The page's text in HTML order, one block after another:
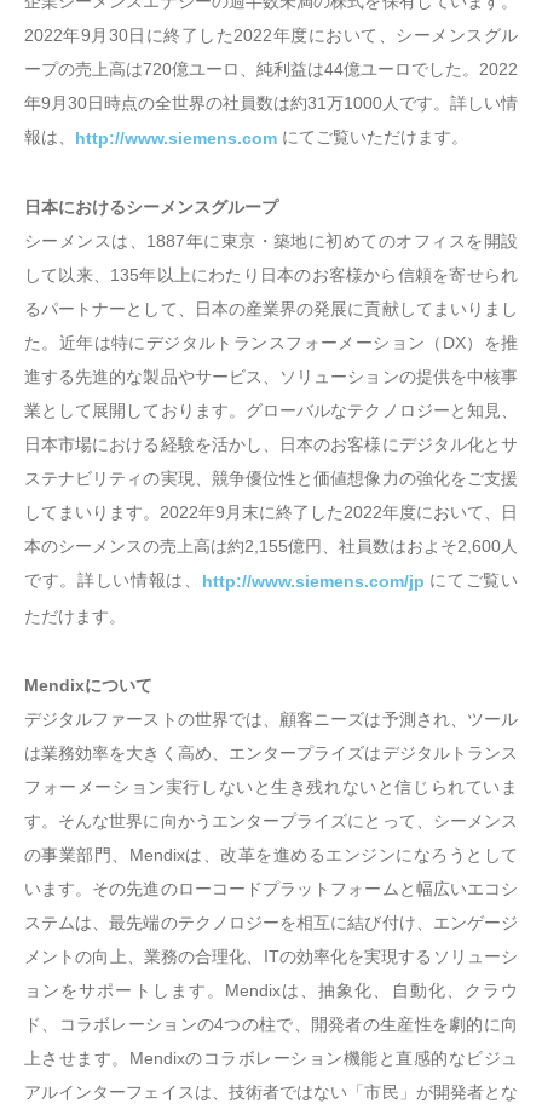
2022年9月30日に終了した2022年度において、シーメンスグル
ープの売上高は720億ユーロ、純利益は44億ユーロでした。2022
年9月30日時点の全世界の社員数は約31万1000人です。詳しい情
報は、 http://www.siemens.com にてご覧いただけます。
日本におけるシーメンスグループ
シーメンスは、1887年に東京・築地に初めてのオフィスを開設
して以来、135年以上にわたり日本のお客様から信頼を寄せられ
るパートナーとして、日本の産業界の発展に貢献してまいりまし
た。近年は特にデジタルトランスフォーメーション（DX）を推
進する先進的な製品やサービス、ソリューションの提供を中核事
業として展開しております。グローバルなテクノロジーと知見、
日本市場における経験を活かし、日本のお客様にデジタル化とサ
ステナビリティの実現、競争優位性と価値想像力の強化をご支援
してまいります。2022年9月末に終了した2022年度において、日
本のシーメンスの売上高は約2,155億円、社員数はおよそ2,600人
です。詳しい情報は、
http://www.siemens.com/jp にてご覧い
ただけます。
Mendixについて
デジタルファーストの世界では、顧客ニーズは予測され、ツール
は業務効率を大きく高め、エンタープライズはデジタルトランス
フォーメーション実行しないと生き残れないと信じられていま
す。そんな世界に向かうエンタープライズにとって、シーメンス
の事業部門、Mendixは、改革を進めるエンジンになろうとして
います。その先進のローコードプラットフォームと幅広いエコシ
ステムは、最先端のテクノロジーを相互に結び付け、エンゲージ
メントの向上、業務の合理化、ITの効率化を実現するソリューシ
ョンをサポートします。Mendixは、抽象化、自動化、クラウ
ド、コラボレーションの4つの柱で、開発者の生産性を劇的に向
上させます。Mendixのコラボレーション機能と直感的なビジュ
アルインターフェイスは、技術者ではない「市民」が開発者とな